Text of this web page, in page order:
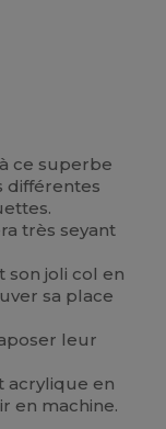
ce superbe
différentes
très seyant
son joli col en
sa place
leur
acrylique en
en machine.